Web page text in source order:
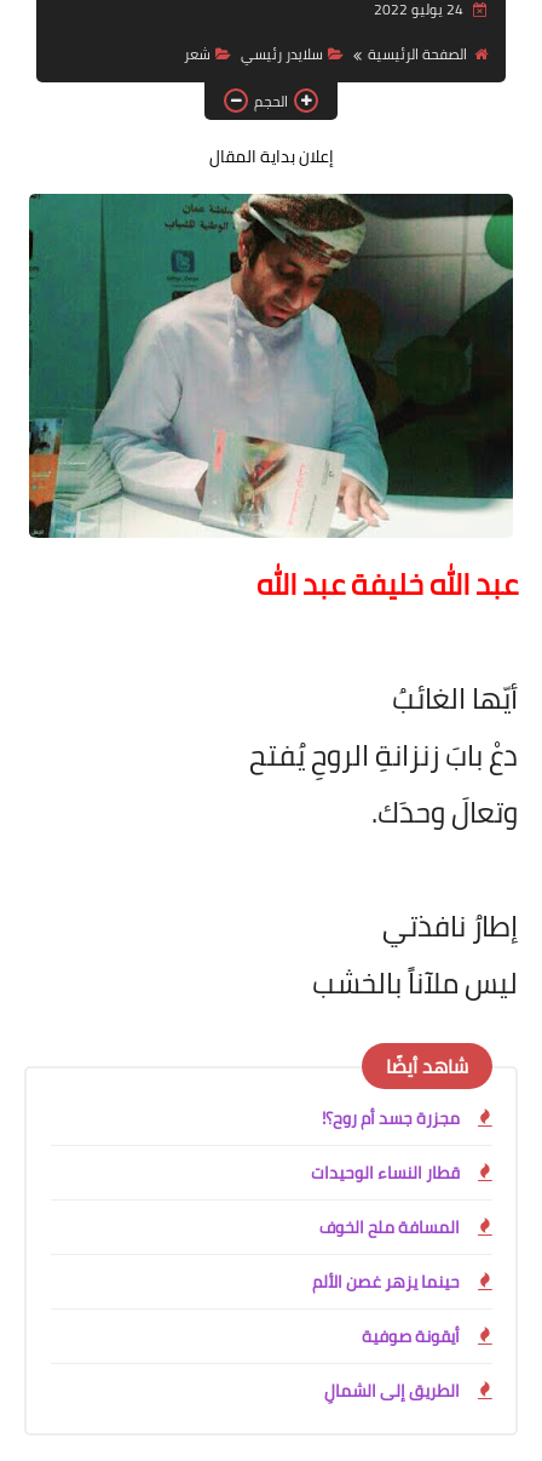
قصة قصيرة جداً
قراءات
دراسات
مقالات
حوارات
فنون
شخصيات
ذاكرة كوباني
مواهب جديدة
منوعات
فيديوهات
24 يوليو 2022
الصفحة الرئيسية
سلايدر رئيسي
شعر
الحجم
إعلان بداية المقال
عبد الله خليفة عبد الله
أيّها الغائبُ
دعْ بابَ زنزانةِ الروحِ يُفتح
وتعالَ وحدَك.
إطارُ نافذتي
ليس ملآناً بالخشب
شاهد أيضًا
مجزرة جسد أم روح؟!
قطار النساء الوحيدات
المسافة ملح الخوف
حينما يزهر غصن الألم
أيقونة صوفية
الطريق إلى الشمالِ